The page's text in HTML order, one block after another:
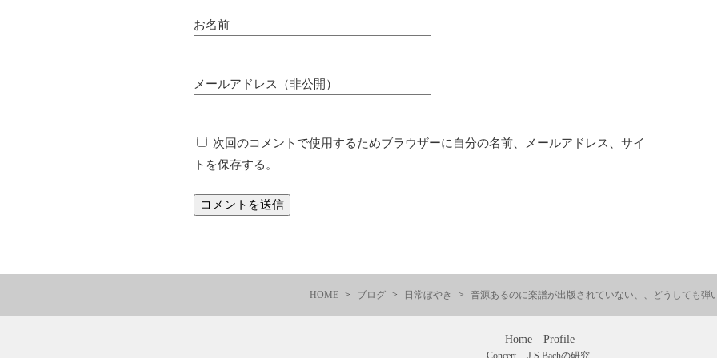
お名前
メールアドレス（非公開）
次回のコメントで使用するためブラウザーに自分の名前、メールアドレス、サイ
トを保存する。
HOME ブログ 日常ぼやき 音源あるのに楽譜が出版されていない、、どうしても弾
Home Profile
Concert J.S.Bachの研究